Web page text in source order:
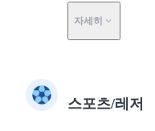
자세히
스포츠/레저